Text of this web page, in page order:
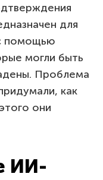
для
помощью
могли быть
Проблема
как
они
ИИ-